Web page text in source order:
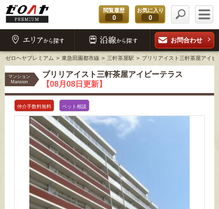
閲覧履歴
0
お気に入り
0
お問合わせ
ゼロヘヤプレミアム 東急田園都市線 三軒茶屋駅 ブリリアイスト三軒茶屋アイビ
マンション
Mansion
ブリリアイスト三軒茶屋アイビーテラス
【08月08日更新】
仲介手数料無料 ペット相談